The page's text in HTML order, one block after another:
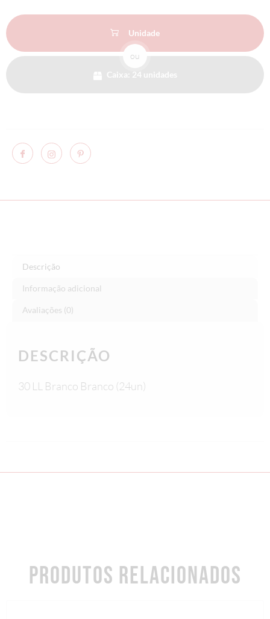
Unidade
ou
Caixa: 24 unidades
Descrição
Informação adicional
Avaliações (0)
DESCRIÇÃO
30 LL Branco Branco (24un)
PRODUTOS RELACIONADOS